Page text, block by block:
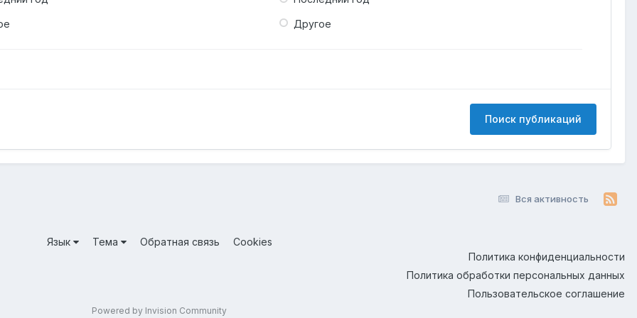
Другое
Поиск публикаций
Вся активность
Язык Тема Обратная связь
Cookies
Политика конфиденциальности
Политика обработки персональных данных
Пользовательское соглашение
Powered by Invision Community